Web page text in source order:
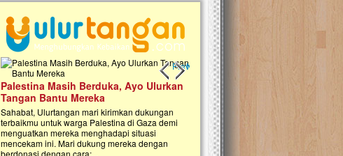
Previous slide
Next slide
Palestina Masih Berduka, Ayo Ulurkan
Tangan Bantu Mereka
Sahabat, Ulurtangan mari kirimkan dukungan
terbaikmu untuk warga Palestina di Gaza demi
menguatkan mereka menghadapi situasi
mencekam ini. Mari dukung mereka dengan
berdonasi dengan cara:...
Open Donasi Wakaf
Rumah Qur'an & TK Islam
Najjah di Jonggol
Saat ini, Ulurtangan bersama Yayasan
Najjahtul Islam Jonggol sedang merintis